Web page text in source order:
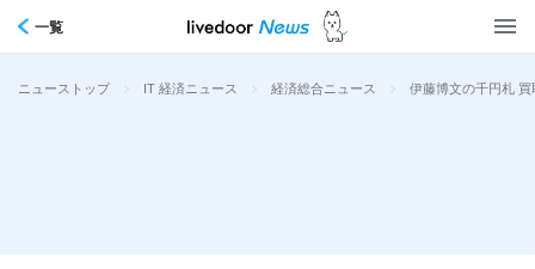
一覧
ニューストップ > IT 経済ニュース > 経済総合ニュース > 伊藤博文の千円札